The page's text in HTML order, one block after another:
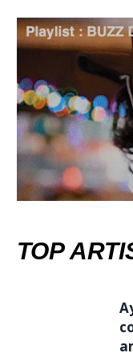
TOP